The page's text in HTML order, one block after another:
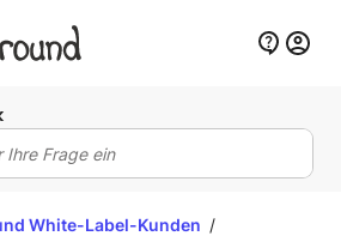
White-Label-Kunden /